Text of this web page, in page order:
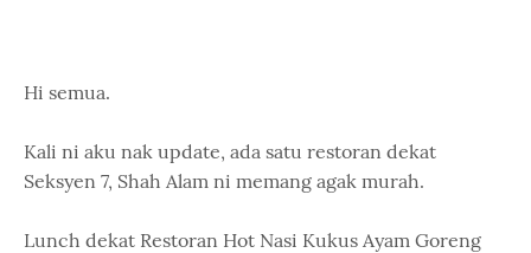
Hi semua.
Kali ni aku nak update, ada satu restoran dekat
Seksyen 7, Shah Alam ni memang agak murah.
Lunch dekat Restoran Hot Nasi Kukus Ayam Goreng